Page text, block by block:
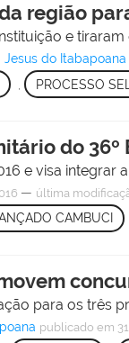
região
e
do Itabapoana
PROCESSO
do 36º
e visa
— última
CAMBUCI
para os três
publicado em